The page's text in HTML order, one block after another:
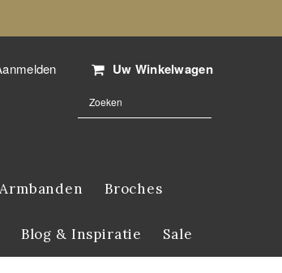
Uw Winkelwagen
Armbanden Broches
Blog & Inspiratie Sale